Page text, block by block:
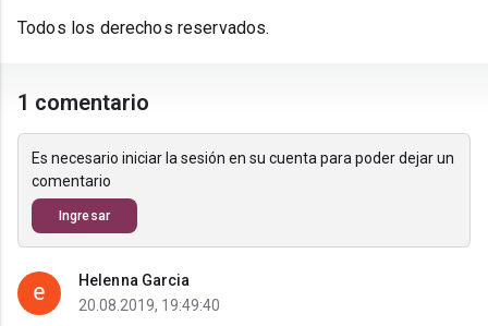
Todos los derechos reservados.
1 comentario
Es necesario iniciar la sesión en su cuenta para poder dejar un
comentario
Ingresar
Helenna Garcia
20.08.2019, 19:49:40